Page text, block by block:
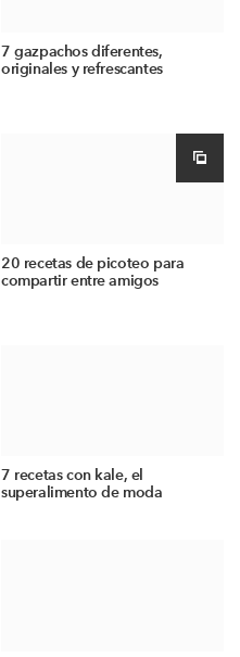
7 gazpachos diferentes,
originales y refrescantes
20 recetas de picoteo para
compartir entre amigos
7 recetas con kale, el
superalimento de moda